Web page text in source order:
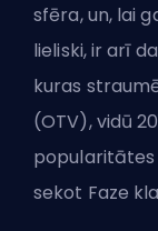
sfēra, un, lai
lieliski, ir arī
kuras
(OTV), vidū
popularitātes
sekot Faze